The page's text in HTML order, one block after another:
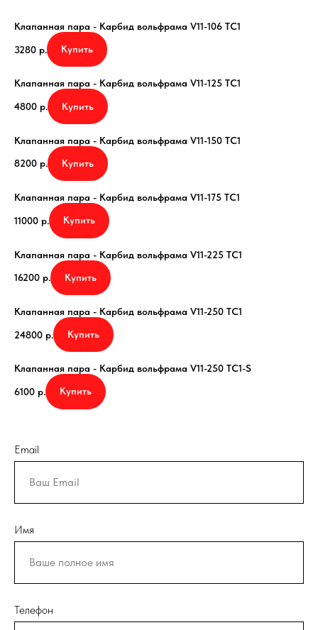
Клапанная пара - Карбид вольфрама V11-106 TC1
3280 р. Купить
Клапанная пара - Карбид вольфрама V11-125 TC1
4800 р. Купить
Клапанная пара - Карбид вольфрама V11-150 TC1
8200 р. Купить
Клапанная пара - Карбид вольфрама V11-175 TC1
11000 р. Купить
Клапанная пара - Карбид вольфрама V11-225 TC1
16200 р. Купить
Клапанная пара - Карбид вольфрама V11-250 TC1
24800 р. Купить
Клапанная пара - Карбид вольфрама V11-250 TC1-S
6100 р. Купить
Email
Имя
Телефон